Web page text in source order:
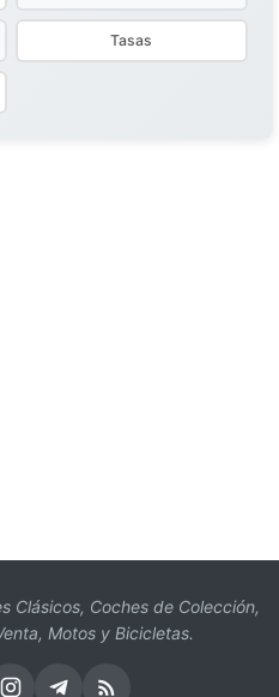
Tasas
Clásicos, Coches de Colección,
Motos y Bicicletas.